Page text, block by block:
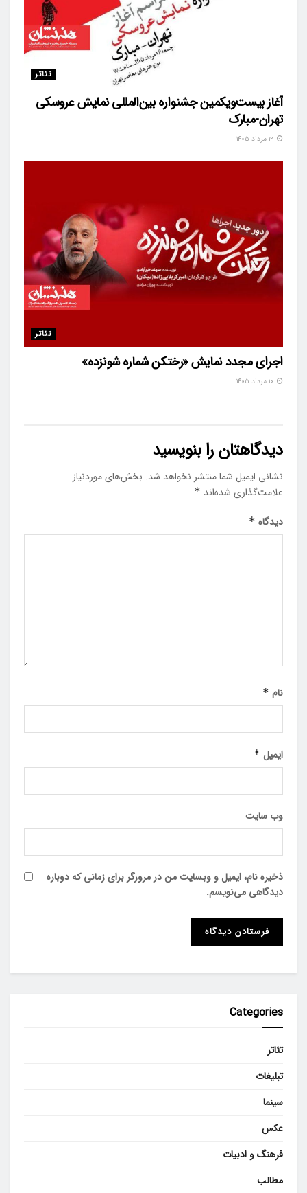
تئاتر
آغاز بیست‌ویکمین جشنواره بین‌المللی نمایش عروسکی
تهران-مبارک
تئاتر
اجرای مجدد نمایش «رختکن شماره شونزده»
دیدگاهتان را بنویسید
نشانی ایمیل شما منتشر نخواهد شد. بخش‌های موردنیاز
علامت‌گذاری شده‌اند *
دیدگاه *
نام *
ایمیل *
وب‌ سایت
ذخیره نام، ایمیل و وبسایت من در مرورگر برای زمانی که دوباره
دیدگاهی می‌نویسم.
Categories
تئاتر
تبلیغات
سینما
عکس
فرهنگ و ادبیات
مطالب